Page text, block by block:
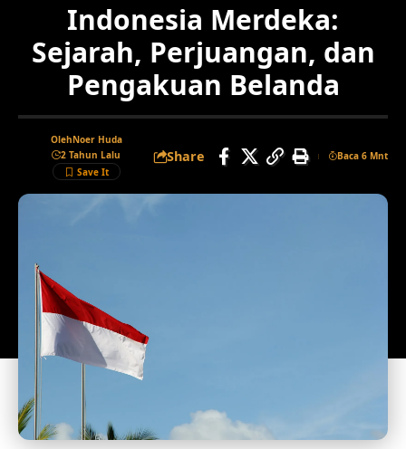
Indonesia Merdeka:
Sejarah, Perjuangan, dan
Pengakuan Belanda
OlehNoer Huda
2 Tahun Lalu
Share Baca 6 Mnt